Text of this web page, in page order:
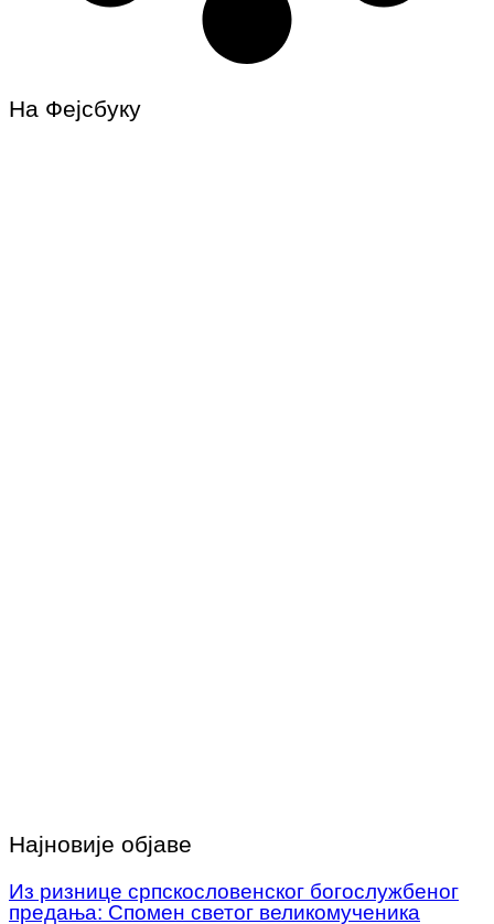
На Фејсбуку
Најновије објаве
Из ризнице српскословенског богослужбеног
предања: Спомен светог великомученика